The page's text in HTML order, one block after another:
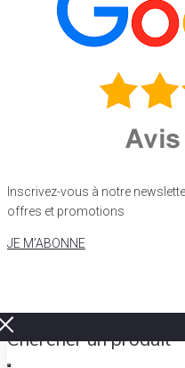
Inscrivez-vous à notre
offres et promotions
JE M'ABONNE